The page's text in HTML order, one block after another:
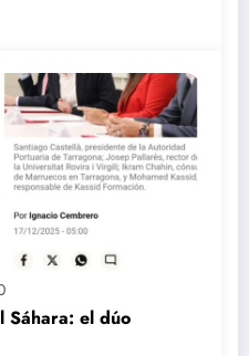
Sáhara: el dúo